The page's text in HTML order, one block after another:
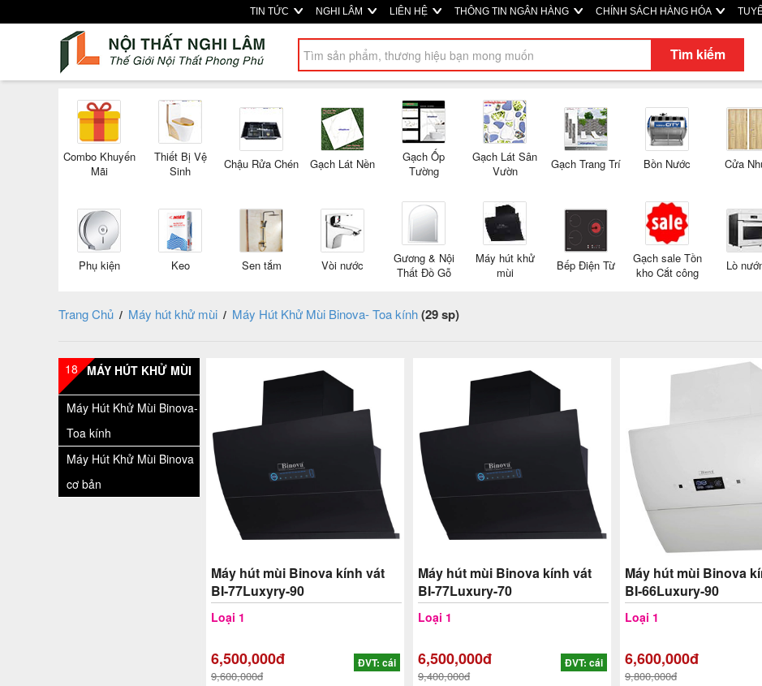
TIN TỨC NGHI LÂM LIÊN HỆ THÔNG TIN NGÂN HÀNG CHÍNH SÁCH HÀNG HÓA
Tìm kiếm
Combo Khuyến
Mãi
Thiết Bị Vệ
Sinh
Chậu Rửa Chén Gạch Lát Nền
Gạch Ốp
Tường
Gạch Lát Sân
Vườn
Gạch Trang Trí Bồn Nước Cửa
Phụ kiện Keo Sen tắm Vòi nước
Gương & Nội
Thất Đồ Gỗ
Máy hút khử
mùi
Bếp Điện Từ
Gạch sale Tồn
kho Cắt công
Lò
Trang Chủ / Máy hút khử mùi / Máy Hút Khử Mùi Binova- Toa kính(29 sp)
18 MÁY HÚT KHỬ MÙI
Máy Hút Khử Mùi Binova-
Toa kính
Máy Hút Khử Mùi Binova
cơ bản
Máy hút mùi Binova kính vát
BI-77Luxyry-90
Loại 1
6,500,000đ
9,600,000đ
ĐVT: cái
Máy hút mùi Binova kính vát
BI-77Luxury-70
Loại 1
6,500,000đ
9,400,000đ
ĐVT: cái
Máy hút mùi Binova
BI-66Luxury-90
Loại 1
6,600,000đ
9,800,000đ